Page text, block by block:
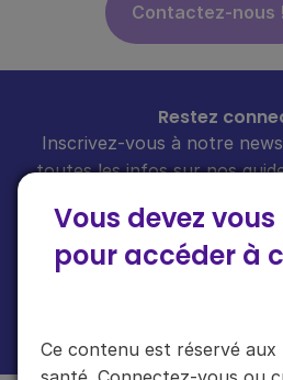
Vous devez
pour accéder à
Ce contenu est réservé aux
Contactez-nous !
Restez
Inscrivez-vous à notre
toutes les infos sur nos